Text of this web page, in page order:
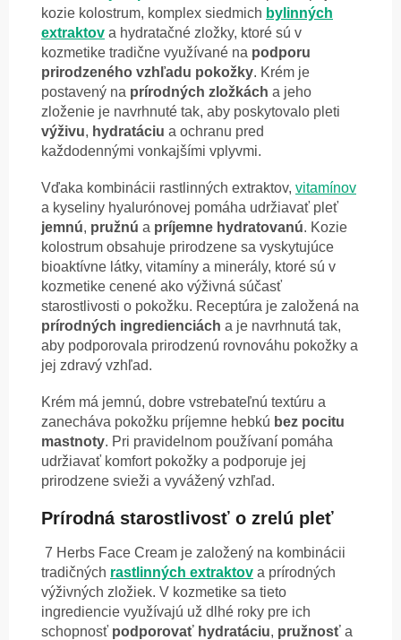
kozie kolostrum, komplex siedmich bylinných
extraktov a hydratačné zložky, ktoré sú v
kozmetike tradične využívané na podporu
prirodzeného vzhľadu pokožky. Krém je
postavený na prírodných zložkách a jeho
zloženie je navrhnuté tak, aby poskytovalo pleti
výživu, hydratáciu a ochranu pred
každodennými vonkajšími vplyvmi.
Vďaka kombinácii rastlinných extraktov, vitamínov
a kyseliny hyalurónovej pomáha udržiavať pleť
jemnú, pružnú a príjemne hydratovanú. Kozie
kolostrum obsahuje prirodzene sa vyskytujúce
bioaktívne látky, vitamíny a minerály, ktoré sú v
kozmetike cenené ako výživná súčasť
starostlivosti o pokožku. Receptúra je založená na
prírodných ingredienciách a je navrhnutá tak,
aby podporovala prirodzenú rovnováhu pokožky a
jej zdravý vzhľad.
Krém má jemnú, dobre vstrebateľnú textúru a
zanecháva pokožku príjemne hebkú bez pocitu
mastnoty. Pri pravidelnom používaní pomáha
udržiavať komfort pokožky a podporuje jej
prirodzene svieži a vyvážený vzhľad.
Prírodná starostlivosť o zrelú pleť
7 Herbs Face Cream je založený na kombinácii
tradičných rastlinných extraktov a prírodných
výživných zložiek. V kozmetike sa tieto
ingrediencie využívajú už dlhé roky pre ich
schopnosť podporovať hydratáciu, pružnosť a